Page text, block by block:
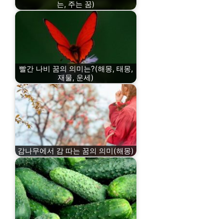
는, 주는 꿈)
빨간 나비 꿈의 의미는?(해몽, 태몽,
재물, 운세)
감나무에서 감 따는 꿈의 의미(해몽)